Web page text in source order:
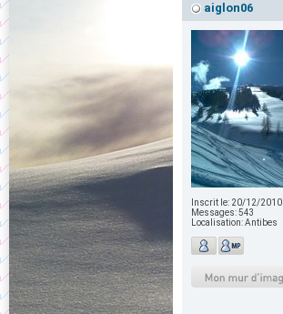
aiglon06
Inscrit le: 20/12/2010
Messages:543
Localisation:Antibes